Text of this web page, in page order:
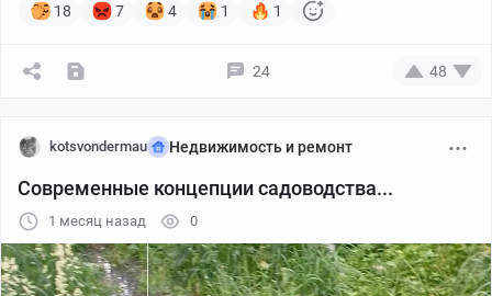
18 7 4 1 1
24 48
kotsvondermau Недвижимость и ремонт
Современные концепции садоводства...
1 месяц назад 0